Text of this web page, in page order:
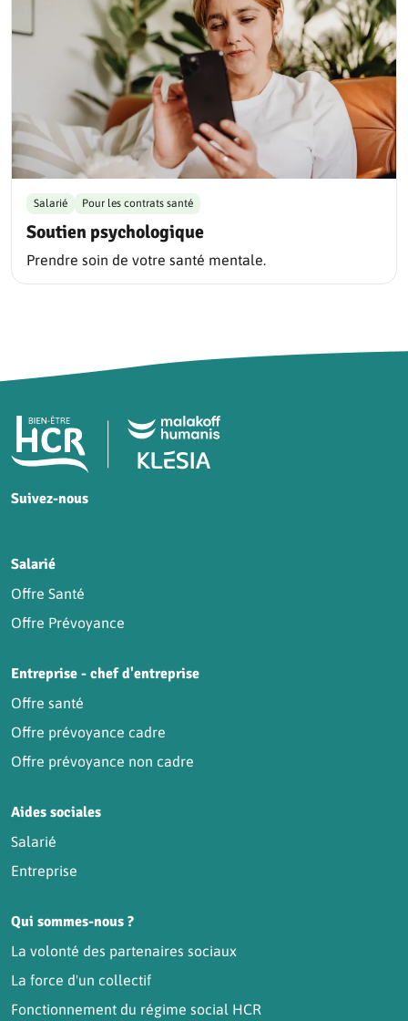
Soutien psychologique
Salarié Pour les contrats santé
Prendre soin de votre santé mentale.
Pied de page HCR Bien-Être
Suivez-nous
Salarié
Offre Santé
Offre Prévoyance
Entreprise - chef d'entreprise
Offre santé
Offre prévoyance cadre
Offre prévoyance non cadre
Aides sociales
Salarié
Entreprise
Qui sommes-nous ?
La volonté des partenaires sociaux
La force d'un collectif
Fonctionnement du régime social HCR